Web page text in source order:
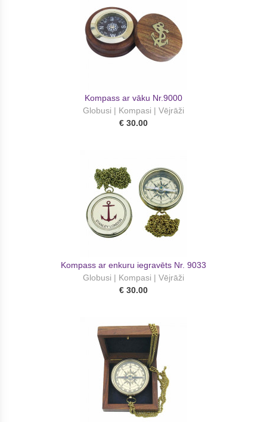
Kompass ar vāku Nr.9000
Globusi | Kompasi | Vējrāži
€ 30.00
Kompass ar enkuru iegravēts Nr. 9033
Globusi | Kompasi | Vējrāži
€ 30.00